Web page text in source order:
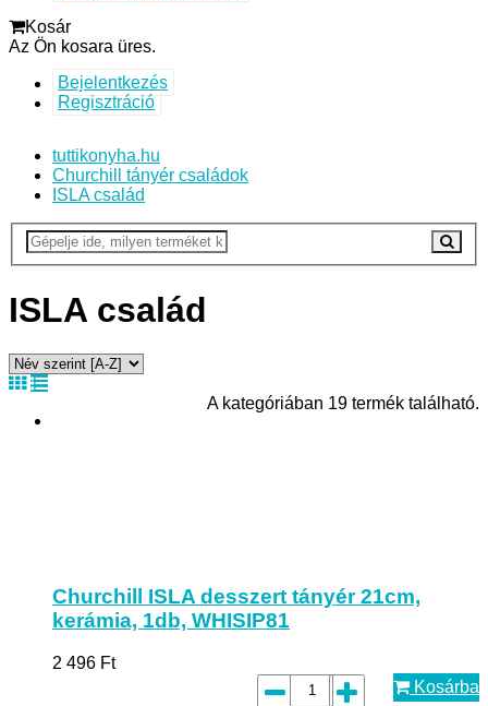
Kosár
Az Ön kosara üres.
Bejelentkezés
Regisztráció
tuttikonyha.hu
Churchill tányér családok
ISLA család
ISLA család
A kategóriában 19 termék található.
Churchill ISLA desszert tányér 21cm,
kerámia, 1db, WHISIP81
2 496 Ft
Kosárba